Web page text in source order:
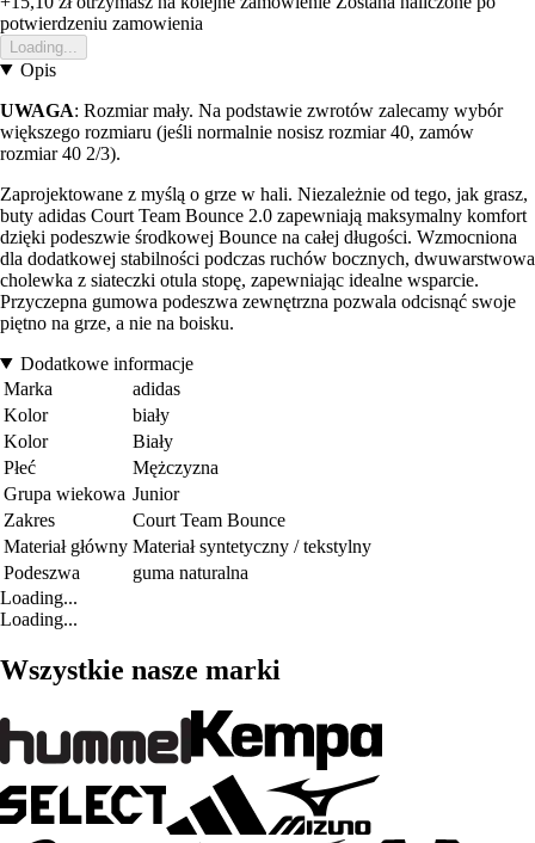
potwierdzeniu zamowienia
Loading...
Opis
UWAGA: Rozmiar mały. Na podstawie zwrotów zalecamy wybór
większego rozmiaru (jeśli normalnie nosisz rozmiar 40, zamów
rozmiar 40 2/3).
Zaprojektowane z myślą o grze w hali. Niezależnie od tego, jak grasz,
buty adidas Court Team Bounce 2.0 zapewniają maksymalny komfort
dzięki podeszwie środkowej Bounce na całej długości. Wzmocniona
dla dodatkowej stabilności podczas ruchów bocznych, dwuwarstwowa
cholewka z siateczki otula stopę, zapewniając idealne wsparcie.
Przyczepna gumowa podeszwa zewnętrzna pozwala odcisnąć swoje
piętno na grze, a nie na boisku.
Dodatkowe informacje
Marka
adidas
Kolor
biały
Kolor
Biały
Płeć
Mężczyzna
Grupa wiekowa Junior
Zakres
Court Team Bounce
Materiał główny Materiał syntetyczny / tekstylny
Podeszwa
guma naturalna
Loading...
Loading...
Wszystkie nasze marki